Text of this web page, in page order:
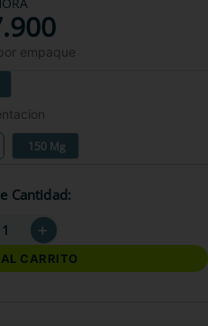
.900
empaque
150 Mg
Cantidad
＋
CARRITO